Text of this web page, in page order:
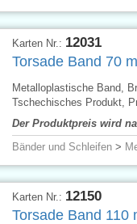
Karten Nr.: 12031
Torsade Band 70
Metalloplastische Band,
Tschechisches Produkt,
Der Produktpreis wird
Bänder und Schleifen>
Karten Nr.: 12150
Torsade Band 110